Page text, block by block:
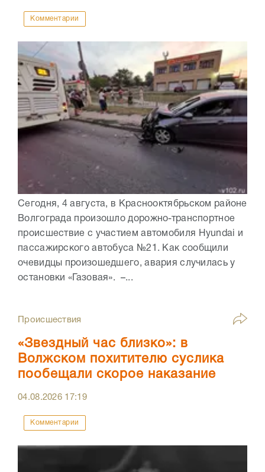
Комментарии
Сегодня, 4 августа, в Краснооктябрьском районе
Волгограда произошло дорожно-транспортное
происшествие с участием автомобиля Hyundai и
пассажирского автобуса №21. Как сообщили
очевидцы произошедшего, авария случилась у
остановки «Газовая». –...
Происшествия
«Звездный час близко»: в
Волжском похитителю суслика
пообещали скорое наказание
04.08.2026 17:19
Комментарии